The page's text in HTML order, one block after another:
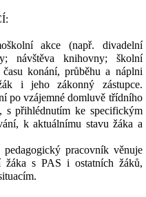
akce (např. divadelní
návštěva knihovny; školní
konání, průběhu a náplni
i jeho zákonný zástupce.
po vzájemné domluvě třídního
s přihlédnutím ke specifickým
k aktuálnímu stavu žáka a
pracovník věnuje
žáka s PAS i ostatních žáků,